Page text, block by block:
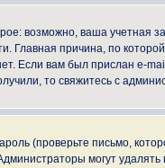
возможно, ваша учетная
Главная причина, по
Если вам был прислан e-
то свяжитесь с
(проверьте письмо,
могут